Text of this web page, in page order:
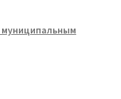
муниципальным